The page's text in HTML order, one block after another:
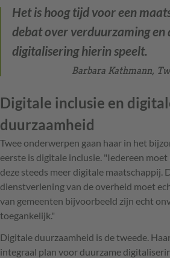
Het is hoog tijd voor een
debat over verduurzaming en
digitalisering hierin speelt.
Barbara Kathmann,
Digitale inclusie en
duurzaamheid
Twee onderwerpen gaan haar in het
eerste is digitale inclusie. "Iedereen
deze steeds meer digitale maatschappij.
dienstverlening van de overheid moet
van gemeenten bijvoorbeeld zijn echt
toegankelijk."
Digitale duurzaamheid is de tweede.
integraal plan voor duurzame